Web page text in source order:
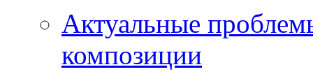
Актуальные
композиции